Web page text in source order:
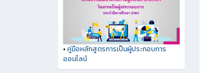
• คู่มือหลักสูตรการเป็นผู้ประกอบการ
ออนไลน์